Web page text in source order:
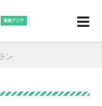
東南アジア
ン